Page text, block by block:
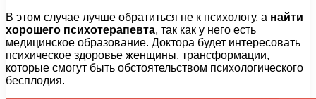
В этом случае лучше обратиться не к психологу, а найти
хорошего психотерапевта, так как у него есть
медицинское образование. Доктора будет интересовать
психическое здоровье женщины, трансформации,
которые смогут быть обстоятельством психологического
бесплодия.